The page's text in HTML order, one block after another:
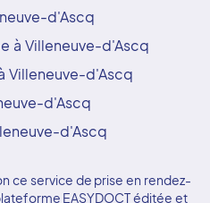
d'Ascq
à Villeneuve-d'Ascq
Villeneuve-d'Ascq
d'Ascq
d'Ascq
ce service de prise en rendez-
EASYDOCT éditée et